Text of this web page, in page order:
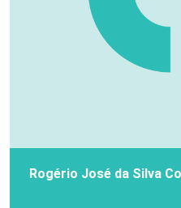
Rogério José da Silva